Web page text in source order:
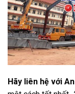
Hãy liên hệ với